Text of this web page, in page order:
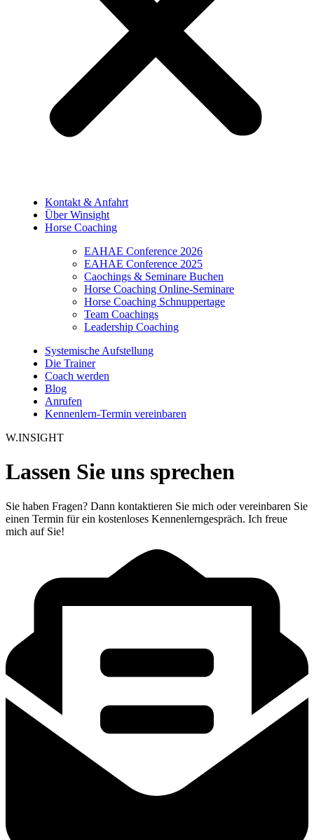
Kontakt & Anfahrt
Über Winsight
Horse Coaching
EAHAE Conference 2026
EAHAE Conference 2025
Caochings & Seminare Buchen
Horse Coaching Online-Seminare
Horse Coaching Schnuppertage
Team Coachings
Leadership Coaching
Systemische Aufstellung
Die Trainer
Coach werden
Blog
Anrufen
Kennenlern-Termin vereinbaren
W.INSIGHT
Lassen Sie uns sprechen
Sie haben Fragen? Dann kontaktieren Sie mich oder vereinbaren Sie
einen Termin für ein kostenloses Kennenlerngespräch. Ich freue
mich auf Sie!